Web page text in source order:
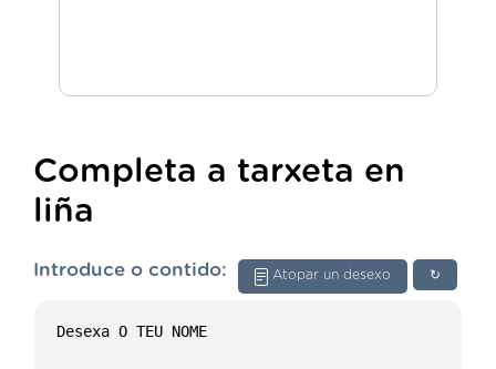
Completa a tarxeta en
liña
↻
Atopar un desexo
Introduce o contido: